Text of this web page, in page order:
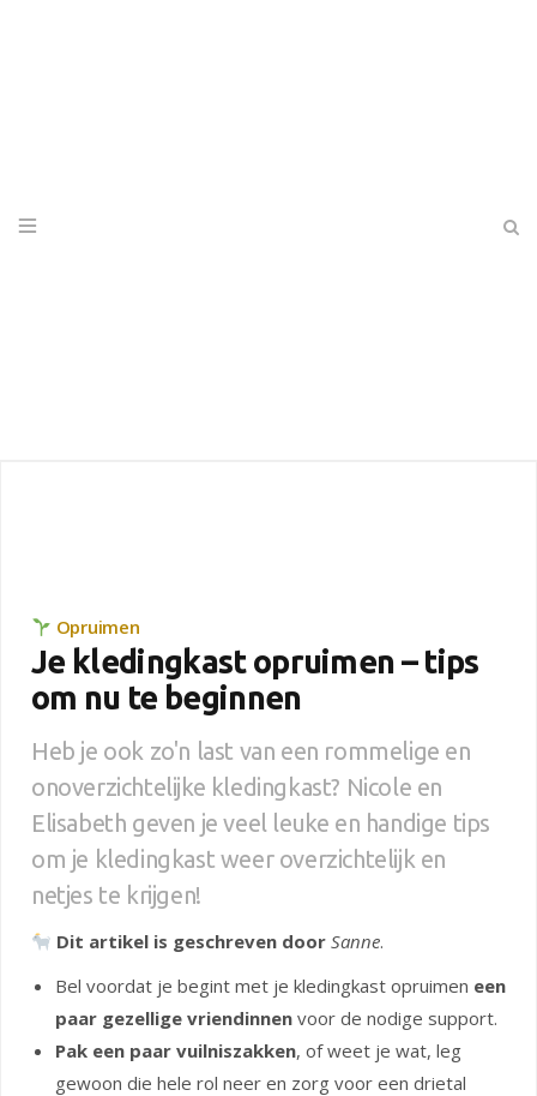
Opruimen
Je kledingkast opruimen – tips
om nu te beginnen
Heb je ook zo'n last van een rommelige en
onoverzichtelijke kledingkast? Nicole en
Elisabeth geven je veel leuke en handige tips
om je kledingkast weer overzichtelijk en
netjes te krijgen!
Dit artikel is geschreven door Sanne.
Bel voordat je begint met je kledingkast opruimen een
paar gezellige vriendinnen voor de nodige support.
Pak een paar vuilniszakken, of weet je wat, leg
gewoon die hele rol neer en zorg voor een drietal